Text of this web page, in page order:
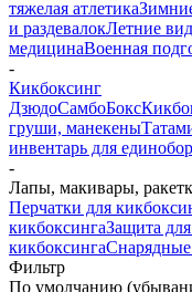
тяжелая атлетика
и раздевалокЛетние
медицинаВоенная
-
Кикбоксинг
ДзюдоСамбоБокс
груши, манекены
инвентарь для
-
Лапы, макивары,
Перчатки для
кикбоксингаЗащита
кикбоксингаСнарядные
Фильтр
По умолчанию